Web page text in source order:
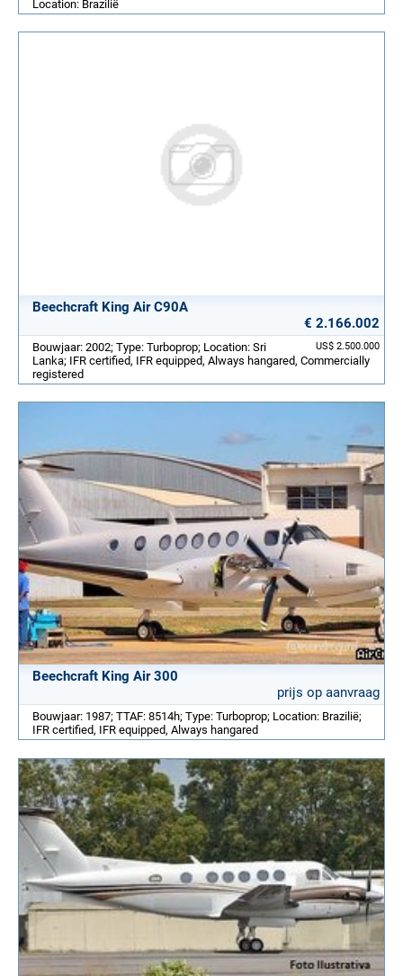
Location: Brazilië
Beechcraft King Air C90A
€ 2.166.002
US$ 2.500.000
Bouwjaar: 2002; Type: Turboprop; Location: Sri
Lanka; IFR certified, IFR equipped, Always hangared, Commercially
registered
Beechcraft King Air 300
prijs op aanvraag
Bouwjaar: 1987; TTAF: 8514h; Type: Turboprop; Location: Brazilië;
IFR certified, IFR equipped, Always hangared